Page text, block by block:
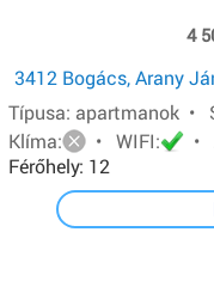
4
3412 Bogács, Arany
Típusa: apartmanok •
Klíma:
• WIFI: •
Férőhely: 12